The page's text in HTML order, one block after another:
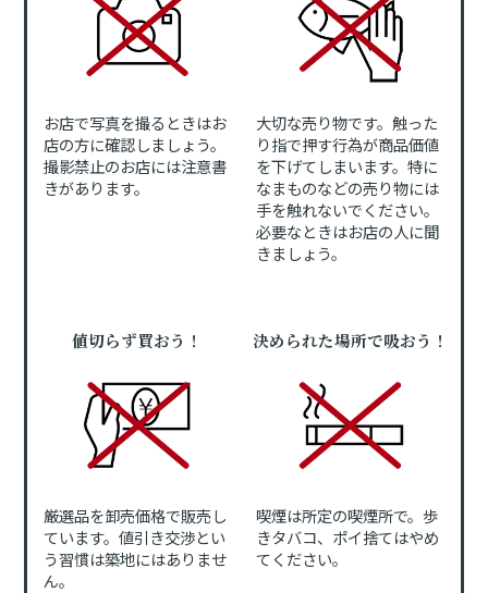
お店で写真を撮るときはお
店の方に確認しましょう。
撮影禁止のお店には注意書
きがあります。
大切な売り物です。触った
り指で押す行為が商品価値
を下げてしまいます。特に
なまものなどの売り物には
手を触れないでください。
必要なときはお店の人に聞
きましょう。
値切らず買おう！
厳選品を卸売価格で販売し
ています。値引き交渉とい
う習慣は築地にはありませ
ん。
決められた場所で吸おう！
喫煙は所定の喫煙所で。歩
きタバコ、ポイ捨てはやめ
てください。